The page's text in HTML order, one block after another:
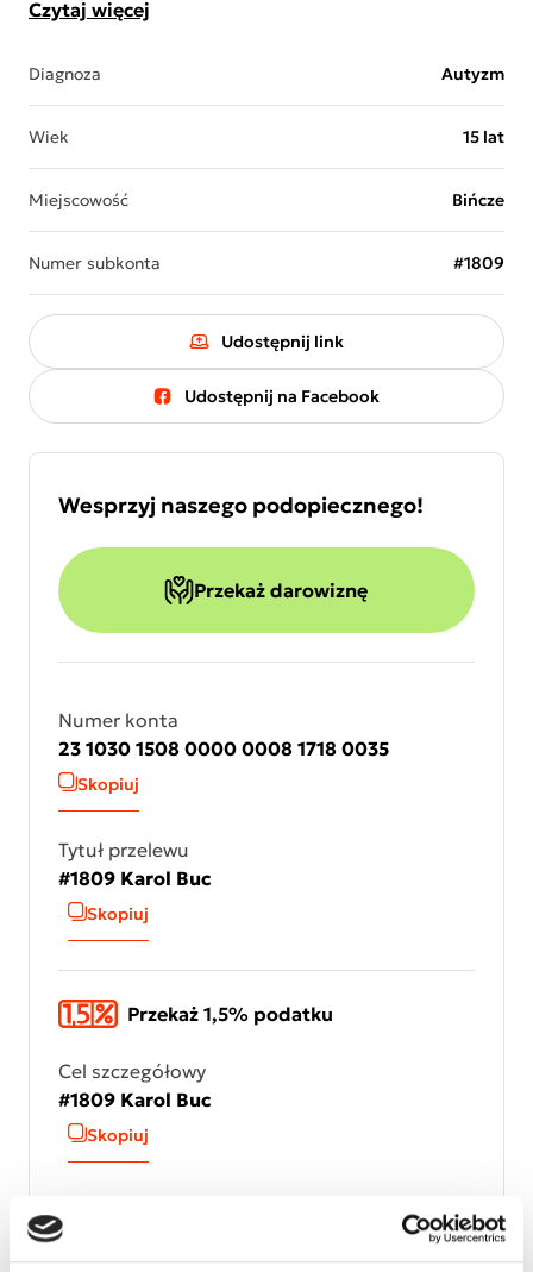
Czytaj więcej
Diagnoza Autyzm
Wiek 15 lat
Miejscowość Bińcze
Numer subkonta #1809
Udostępnij link
Udostępnij na Facebook
Wesprzyj naszego podopiecznego!
Przekaż darowiznę
Numer konta
23 1030 1508 0000 0008 1718 0035
Skopiuj
Tytuł przelewu
#1809 Karol Buc
Skopiuj
Przekaż 1,5% podatku
Cel szczegółowy
#1809 Karol Buc
Skopiuj
KRS 0000127075